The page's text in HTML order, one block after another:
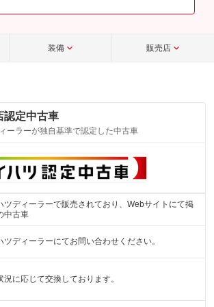
装備 販売店
認定中古車
ーラーが独自基準で認定した中古車
ツディーラーで販売されており、Webサイトにて掲
中古車
ツディーラーにてお問い合わせください。
況に応じて交換しております。